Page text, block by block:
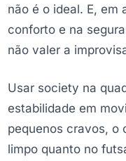
não é o ideal. E, em
conforto e na
não valer a
Usar society na
estabilidade em
pequenos cravos, o
limpo quanto no